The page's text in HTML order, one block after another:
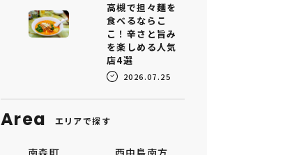
高槻で担々麺を
食べるならこ
こ！辛さと旨み
を楽しめる人気
店4選
2026.07.25
Area エリアで探す
南森町 西中島南方